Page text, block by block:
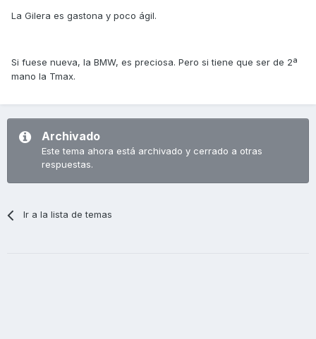
La Gilera es gastona y poco ágil.
Si fuese nueva, la BMW, es preciosa. Pero si tiene que ser de 2ª
mano la Tmax.
Archivado
Este tema ahora está archivado y cerrado a otras
respuestas.
Ir a la lista de temas